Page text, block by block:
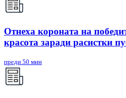
Отнеха короната на
красота заради расистки
преди 50 мин